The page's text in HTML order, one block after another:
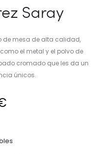
Saray
de mesa de alta calidad,
el metal y el polvo de
cromado que les da un
únicos.